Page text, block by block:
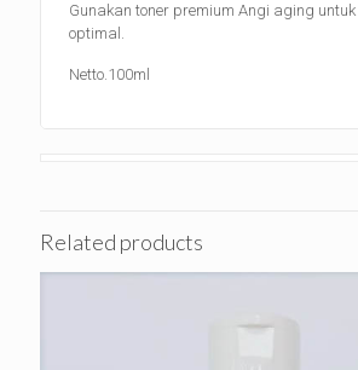
Gunakan toner premium Angi aging
optimal.
Netto.100ml
Related products